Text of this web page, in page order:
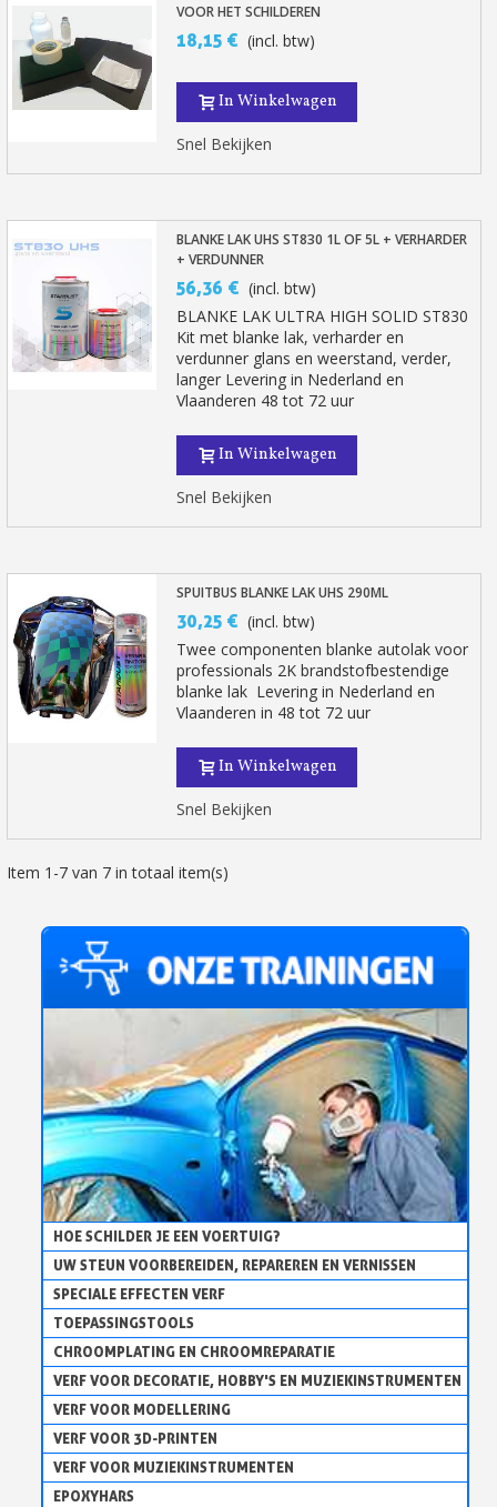
HOE SCHILDER JE EEN VOERTUIG?
UW STEUN VOORBEREIDEN, REPAREREN EN VERNISSEN
SPECIALE EFFECTEN VERF
TOEPASSINGSTOOLS
CHROOMPLATING EN CHROOMREPARATIE
VERF VOOR DECORATIE, HOBBY'S EN MUZIEKINSTRUMENTEN
VERF VOOR MODELLERING
VERF VOOR 3D-PRINTEN
VERF VOOR MUZIEKINSTRUMENTEN
EPOXYHARS
VOOR HET SCHILDEREN
18,15 € (incl. btw)
In Winkelwagen
Snel Bekijken
BLANKE LAK UHS ST830 1L OF 5L + VERHARDER
+ VERDUNNER
56,36 € (incl. btw)
BLANKE LAK ULTRA HIGH SOLID ST830
Kit met blanke lak, verharder en
verdunner glans en weerstand, verder,
langer Levering in Nederland en
Vlaanderen 48 tot 72 uur
In Winkelwagen
Snel Bekijken
SPUITBUS BLANKE LAK UHS 290ML
30,25 € (incl. btw)
Twee componenten blanke autolak voor
professionals 2K brandstofbestendige
blanke lak Levering in Nederland en
Vlaanderen in 48 tot 72 uur
In Winkelwagen
Snel Bekijken
Item 1-7 van 7 in totaal item(s)